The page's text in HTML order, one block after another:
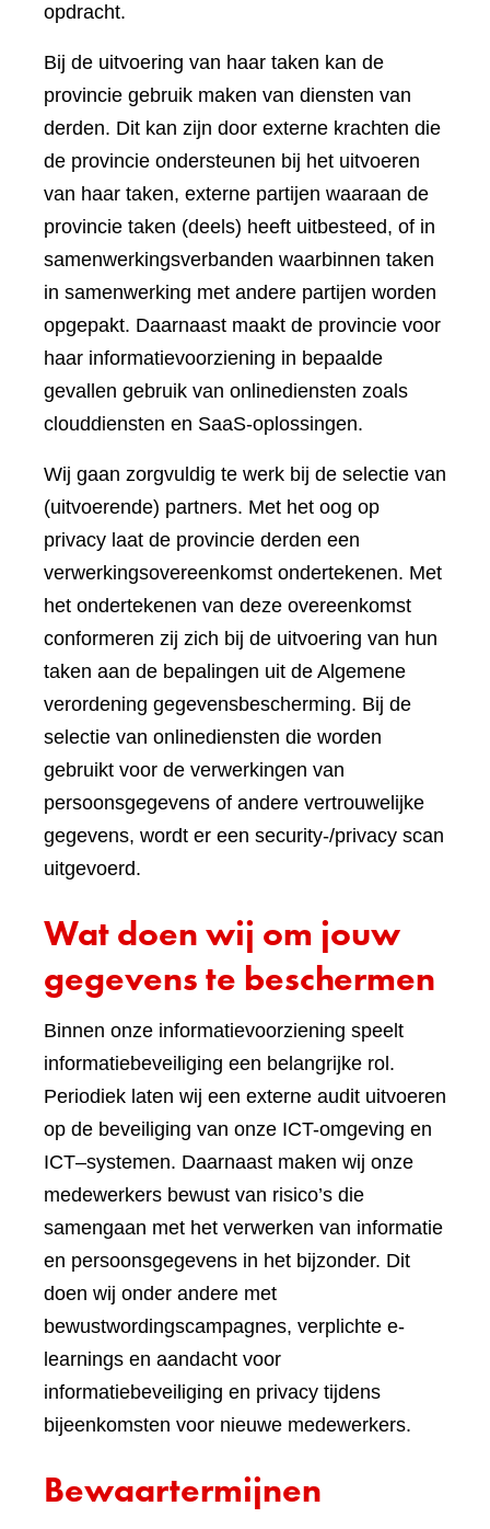
opdracht.
Bij de uitvoering van haar taken kan de
provincie gebruik maken van diensten van
derden. Dit kan zijn door externe krachten die
de provincie ondersteunen bij het uitvoeren
van haar taken, externe partijen waaraan de
provincie taken (deels) heeft uitbesteed, of in
samenwerkingsverbanden waarbinnen taken
in samenwerking met andere partijen worden
opgepakt. Daarnaast maakt de provincie voor
haar informatievoorziening in bepaalde
gevallen gebruik van onlinediensten zoals
clouddiensten en SaaS-oplossingen.
Wij gaan zorgvuldig te werk bij de selectie van
(uitvoerende) partners. Met het oog op
privacy laat de provincie derden een
verwerkingsovereenkomst ondertekenen. Met
het ondertekenen van deze overeenkomst
conformeren zij zich bij de uitvoering van hun
taken aan de bepalingen uit de Algemene
verordening gegevensbescherming. Bij de
selectie van onlinediensten die worden
gebruikt voor de verwerkingen van
persoonsgegevens of andere vertrouwelijke
gegevens, wordt er een security-/privacy scan
uitgevoerd.
Wat doen wij om jouw
gegevens te beschermen
Binnen onze informatievoorziening speelt
informatiebeveiliging een belangrijke rol.
Periodiek laten wij een externe audit uitvoeren
op de beveiliging van onze ICT-omgeving en
ICT–systemen. Daarnaast maken wij onze
medewerkers bewust van risico’s die
samengaan met het verwerken van informatie
en persoonsgegevens in het bijzonder. Dit
doen wij onder andere met
bewustwordingscampagnes, verplichte e-
learnings en aandacht voor
informatiebeveiliging en privacy tijdens
bijeenkomsten voor nieuwe medewerkers.
Bewaartermijnen